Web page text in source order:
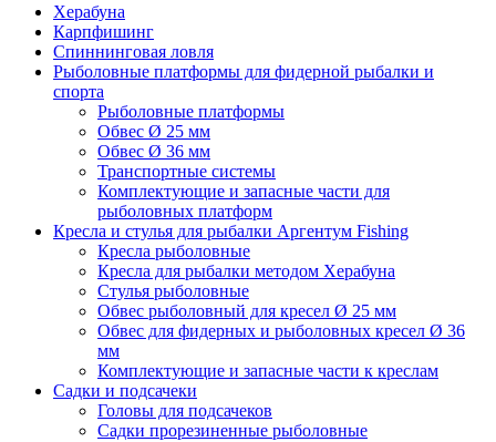
Херабуна
Карпфишинг
Спиннинговая ловля
Рыболовные платформы для фидерной рыбалки и
спорта
Рыболовные платформы
Обвес Ø 25 мм
Обвес Ø 36 мм
Транспортные системы
Комплектующие и запасные части для
рыболовных платформ
Кресла и стулья для рыбалки Аргентум Fishing
Кресла рыболовные
Кресла для рыбалки методом Херабуна
Стулья рыболовные
Обвес рыболовный для кресел Ø 25 мм
Обвес для фидерных и рыболовных кресел Ø 36
мм
Комплектующие и запасные части к креслам
Садки и подсачеки
Головы для подсачеков
Садки прорезиненные рыболовные